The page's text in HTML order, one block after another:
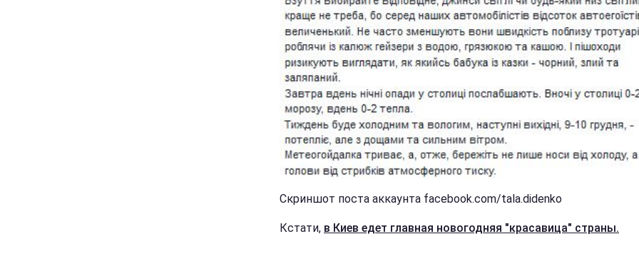
Скриншот поста аккаунта facebook.com/tala.didenko
Кстати, в Киев едет главная новогодняя "красавица" страны.